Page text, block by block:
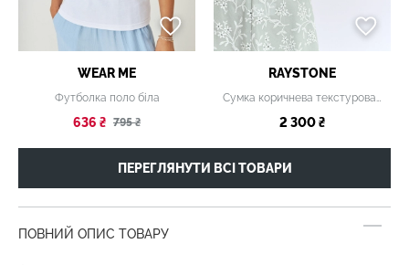
WEAR ME
Футболка поло біла
636 ₴ 795 ₴
RAYSTONE
Сумка коричнева текстурована
2 300 ₴
ПЕРЕГЛЯНУТИ ВСІ ТОВАРИ
ПОВНИЙ ОПИС ТОВАРУ